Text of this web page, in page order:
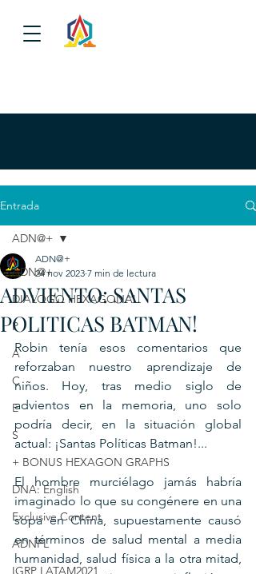
Entrada
ADN@+
DIALOGO HEXAGONAL
P
A
C
E
S
+ BONUS HEXAGON GRAPHS
DNA: English
Exclusive Content
ADNPL
IGRP LATAM2021
ADN@+
ADVIENTO: SANTAS
POLITICAS BATMAN!
ADN@+
24 nov 2023 7 min de lectura
Robin tenía esos comentarios que
reforzaban nuestro aprendizaje de
niños. Hoy, tras medio siglo de
advientos en la memoria, uno solo
podría decir, en la situación global
actual: ¡Santas Políticas Batman!...
El hombre murciélago jamás habría
imaginado lo que su congénere en una
sopa en China, supuestamente causó
en términos de salud mental a media
humanidad, salud física a la otra mitad,